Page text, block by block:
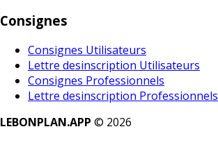
Consignes
Consignes Utilisateurs
Lettre desinscription Utilisateurs
Consignes Professionnels
Lettre desinscription Professionnels
LEBONPLAN.APP © 2026